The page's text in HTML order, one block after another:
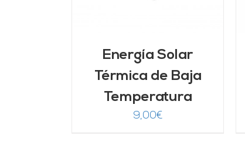
Energía Solar
Térmica de Baja
Temperatura
9,00€